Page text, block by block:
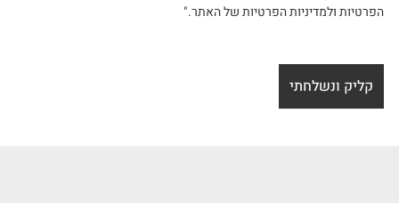
הפרטיות ולמדיניות הפרטיות של האתר."